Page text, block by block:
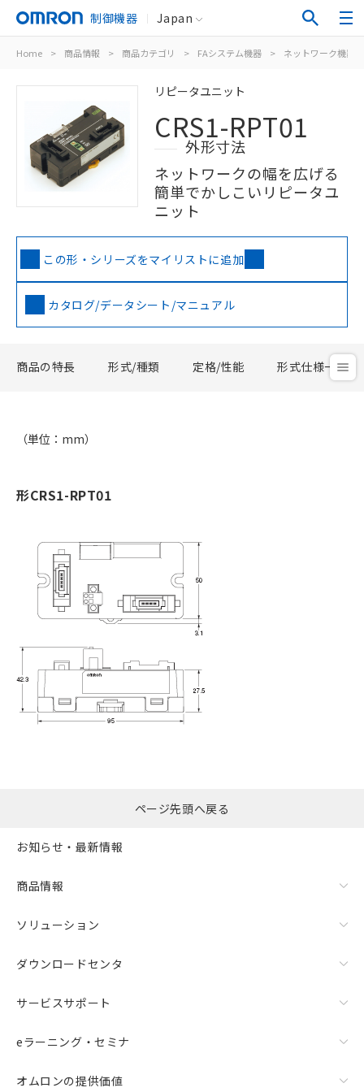
制御機器 Japan
Home > 商品情報 > 商品カテゴリ > FAシステム機器 > ネットワーク機器
リピータユニット
CRS1-RPT01
外形寸法
ネットワークの幅を広げる
簡単でかしこいリピータユ
ニット
この形・シリーズをマイリストに追加
カタログ/データシート/マニュアル
商品の特長 形式/種類 定格/性能 形式仕様一覧
（単位：mm）
形CRS1-RPT01
ページ先頭へ戻る
お知らせ・最新情報
商品情報
ソリューション
ダウンロードセンタ
サービスサポート
eラーニング・セミナ
オムロンの提供価値